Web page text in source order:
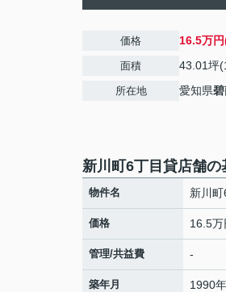
価格 16.5万
面積 43.01坪
所在地 愛知県
新川町6丁目貸店舗の
物件名 新川
価格 16.5
管理/共益費 -
築年月 1990